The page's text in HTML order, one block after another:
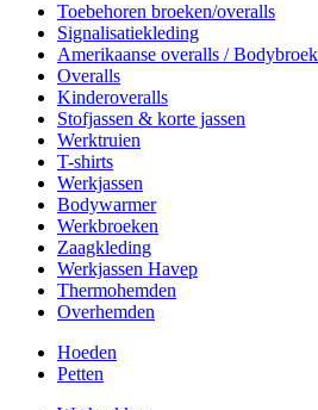
Toebehoren broeken/overalls
Signalisatiekleding
Amerikaanse overalls /
Overalls
Kinderoveralls
Stofjassen & korte jassen
Werktruien
T-shirts
Werkjassen
Bodywarmer
Werkbroeken
Zaagkleding
Werkjassen Havep
Thermohemden
Overhemden
Hoeden
Petten